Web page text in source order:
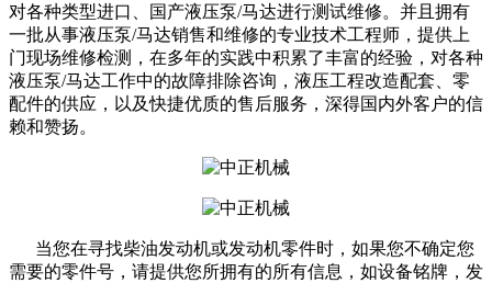
对各种类型进口、国产液压泵/马达进行测试维修。并且拥有
一批从事液压泵/马达销售和维修的专业技术工程师，提供上
门现场维修检测，在多年的实践中积累了丰富的经验，对各种
液压泵/马达工作中的故障排除咨询，液压工程改造配套、零
配件的供应，以及快捷优质的售后服务，深得国内外客户的信
赖和赞扬。
当您在寻找柴油发动机或发动机零件时，如果您不确定您
需要的零件号，请提供您所拥有的所有信息，如设备铭牌，发